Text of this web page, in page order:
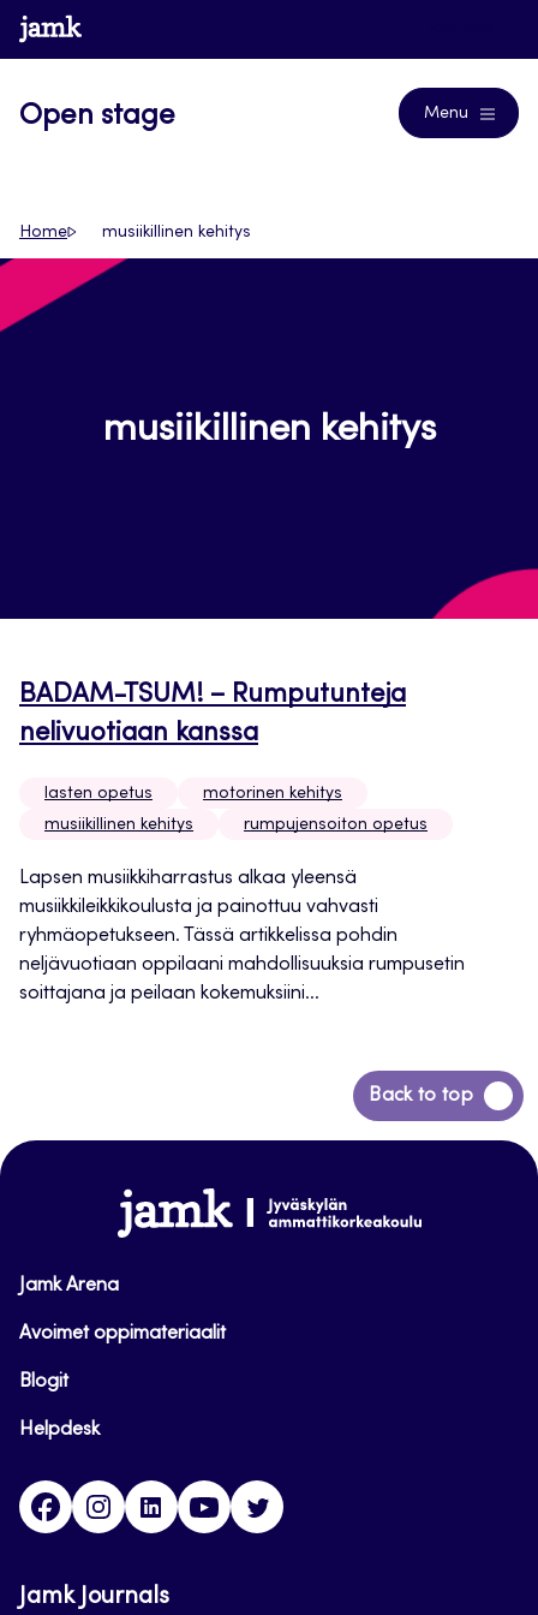
Siirry
suoraan
www.jamk.fi
Open stage Menu
Home musiikillinen kehitys
musiikillinen kehitys
BADAM-TSUM! – Rumputunteja
nelivuotiaan kanssa
lasten opetus
motorinen kehitys
musiikillinen kehitys
rumpujensoiton opetus
Lapsen musiikkiharrastus alkaa yleensä
musiikkileikkikoulusta ja painottuu vahvasti
ryhmäopetukseen. Tässä artikkelissa pohdin
neljävuotiaan oppilaani mahdollisuuksia rumpusetin
soittajana ja peilaan kokemuksiini...
Back to top
Siirry
takaisin
www.jamk.fi
Jamk Arena
Avoimet oppimateriaalit
Blogit
Helpdesk
FacebookInstagram
LinkedInYoutube
Jamk Journals